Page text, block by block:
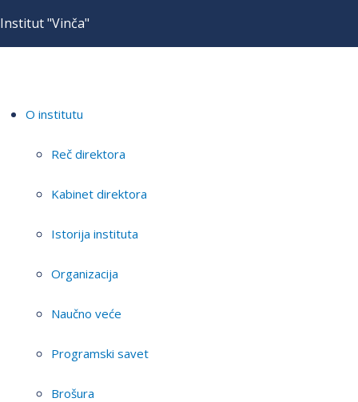
Institut "Vinča"
O institutu
Reč direktora
Kabinet direktora
Istorija instituta
Organizacija
Naučno veće
Programski savet
Brošura